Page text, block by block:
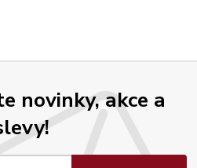
novinky, akce a